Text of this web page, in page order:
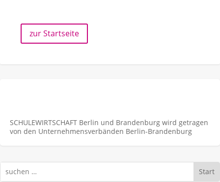
zur Startseite
SCHULEWIRTSCHAFT Berlin und Brandenburg wird getragen
von den Unternehmens­verbänden Berlin-Brandenburg
Start